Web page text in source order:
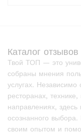
Каталог
Твой ТОП — это
собраны мнения
услугах.
ресторанах, технике,
направлениях,
осознанного
своим опытом и